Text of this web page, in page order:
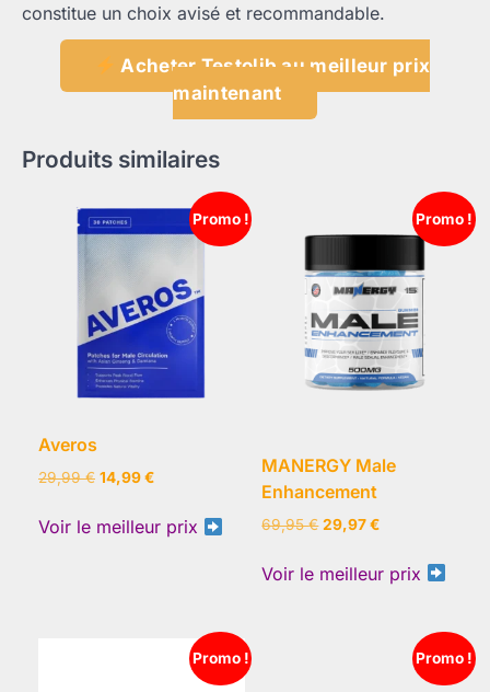
constitue un choix avisé et recommandable.
Acheter Testolib au meilleur prix
maintenant
Produits similaires
Promo !
Averos
29,99€ Le
initial
14,99€Le
actuel
est :
Voir le meilleur prix
Promo !
MANERGY Male
Enhancement
69,95€ Le
initial
29,97€Le
actuel
est :
Voir le meilleur prix
Promo ! Promo !